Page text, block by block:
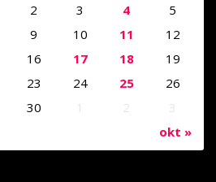
okt »
2 3 4
5
9 10 11
12
16 17 18
19
23 24 25
26
30 1 2 3